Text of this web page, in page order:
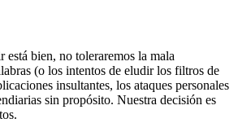
está bien, no toleraremos la mala
(o los intentos de eludir los filtros de
insultantes, los ataques personales
sin propósito. Nuestra decisión es